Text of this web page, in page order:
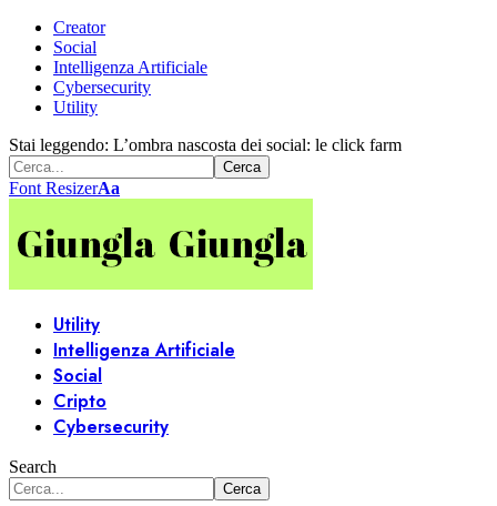
Creator
Social
Intelligenza Artificiale
Cybersecurity
Utility
Stai leggendo: L’ombra nascosta dei social: le click farm
Font ResizerAa
Utility
Intelligenza Artificiale
Social
Cripto
Cybersecurity
Search